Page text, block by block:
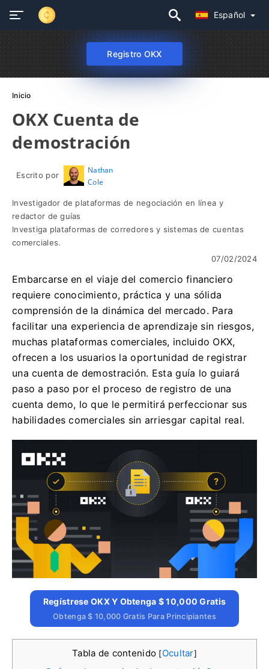
Español
Registro OKX
Inicio
OKX Cuenta de
demostración
Escrito por
Nathan
Cole
Investigador de plataformas de negociación en línea y
redactor de guías
Investiga plataformas de corredores y sistemas de cuentas
comerciales.
07/02/2024
Embarcarse en el viaje del comercio financiero
requiere conocimiento, práctica y una sólida
comprensión de la dinámica del mercado. Para
facilitar una experiencia de aprendizaje sin riesgos,
muchas plataformas comerciales, incluido OKX,
ofrecen a los usuarios la oportunidad de registrar
una cuenta de demostración. Esta guía lo guiará
paso a paso por el proceso de registro de una
cuenta demo, lo que le permitirá perfeccionar sus
habilidades comerciales sin arriesgar capital real.
Regístrese OKX Y Obtenga $ 10,000 Gratis
Obtenga $ 10,000 Gratis Para Principiantes
Tabla de contenido [Ocultar]